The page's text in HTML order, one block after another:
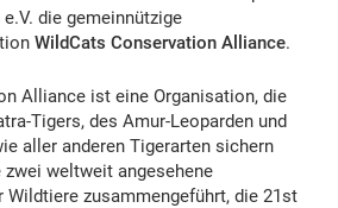
die gemeinnützige
WildCats Conservation Alliance.
Alliance ist eine Organisation, die
Tigers, des Amur-Leoparden und
aller anderen Tigerarten sichern
weltweit angesehene
Wildtiere zusammengeführt, die 21st